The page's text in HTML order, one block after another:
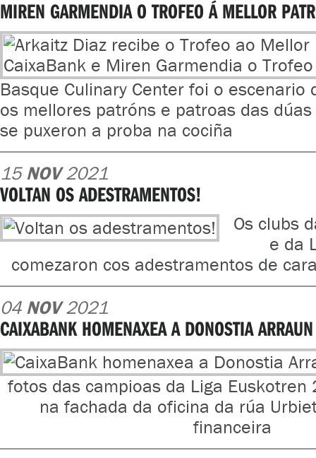
MIREN GARMENDIA O TROFEO Á MELLOR
Basque Culinary Center foi o escenario
os mellores patróns e patroas das
se puxeron a proba na cociña
15 NOV2021
VOLTAN OS ADESTRAMENTOS!
Os clubs
e da
comezaron cos adestramentos de
04 NOV2021
CAIXABANK HOMENAXEA A DONOSTIA
fotos das campioas da Liga
na fachada da oficina da rúa
financeira